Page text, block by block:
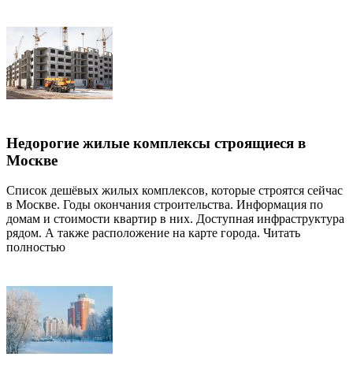
Недорогие жилые комплексы строящиеся в
Москве
Список дешёвых жилых комплексов, которые строятся сейчас
в Москве. Годы окончания строительства. Информация по
домам и стоимости квартир в них. Доступная инфраструктура
рядом. А также расположение на карте города. Читать
полностью